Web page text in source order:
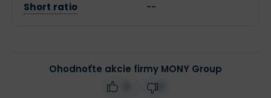
Short ratio --
Ohodnoťte akcie firmy MONY Group